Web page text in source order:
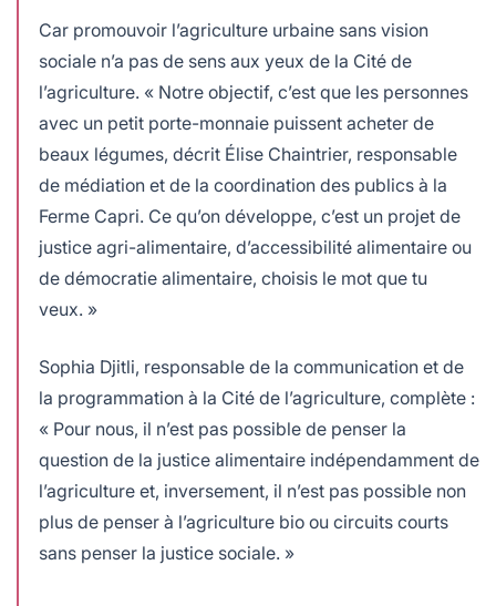
Car promouvoir l’agriculture urbaine sans vision
sociale n’a pas de sens aux yeux de la Cité de
l’agriculture. « Notre objectif, c’est que les personnes
avec un petit porte-monnaie puissent acheter de
beaux légumes, décrit Élise Chaintrier, responsable
de médiation et de la coordination des publics à la
Ferme Capri. Ce qu’on développe, c’est un projet de
justice agri-alimentaire, d’accessibilité alimentaire ou
de démocratie alimentaire, choisis le mot que tu
veux. »
Sophia Djitli, responsable de la communication et de
la programmation à la Cité de l’agriculture, complète :
« Pour nous, il n’est pas possible de penser la
question de la justice alimentaire indépendamment de
l’agriculture et, inversement, il n’est pas possible non
plus de penser à l’agriculture bio ou circuits courts
sans penser la justice sociale. »